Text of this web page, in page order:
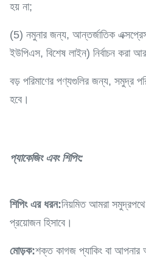
হয় না;
(5) নমুনার জন্য, আন্তর্জাতিক
ইউপিএস, বিশেষ লাইন) নির্বাচন করা
বড় পরিমাণের পণ্যগুলির জন্য, সমুদ্র
হবে।
প্যাকেজিং এবং শিপিং:
শিপিং এর ধরন:নিয়মিত আমরা সমুদ্রপথে
প্রয়োজন হিসাবে।
মোড়ক:শক্ত কাগজ প্যাকিং বা আপনার